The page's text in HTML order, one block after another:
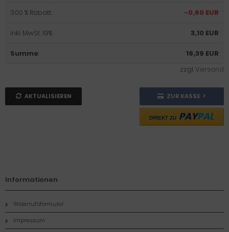
3.00 % Rabatt: -0,60 EUR
inkl. MwSt. 19%: 3,10 EUR
Summe:
19,39 EUR
zzgl.Versand
AKTUALISIEREN ZUR KASSE
DIREKT ZU PAYPAL
Informationen
Widerrufsformular
Impressum